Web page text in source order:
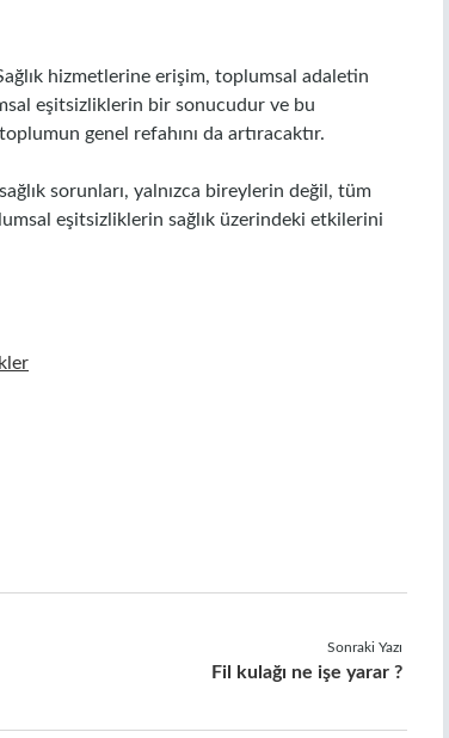
hizmetlerine erişim, toplumsal adaletin
eşitsizliklerin bir sonucudur ve bu
genel refahını da artıracaktır.
sorunları, yalnızca bireylerin değil, tüm
eşitsizliklerin sağlık üzerindeki etkilerini
Sonraki Yazı
Fil kulağı ne işe yarar ?